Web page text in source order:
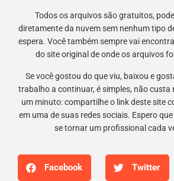
Todos os arquivos são gratuitos,
diretamente da nuvem sem nenhum tipo
espera. Você também sempre vai
do site original de onde os arquivos
Se você gostou do que viu, baixou e
trabalho a continuar, é simples, não custa
um minuto: compartilhe o link deste site
em uma de suas redes sociais. Espero
se tornar um profissional cada
Facebook Twitter